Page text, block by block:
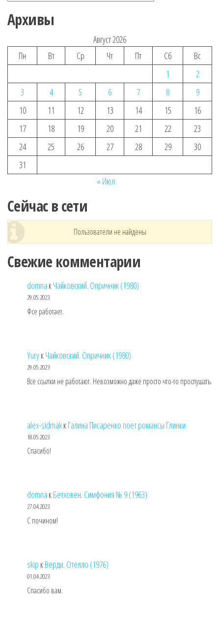
Архивы
Август 2026
Пн
Вт Ср Чт Пт Сб
Вс
1
2
3
4 5 6 7 8
9
10
11 12 13 14 15
16
17
18 19 20 21 22
23
24
25 26 27 28 29
30
31
« Июл
Сейчас в сети
Пользователи не найдены
Свежие комментарии
domna кЧайковский. Опричник (1980)
29.05.2023
Фсе работает.
YuryкЧайковский. Опричник (1980)
29.05.2023
Все ссылки не работают. Невозможно даже просто что-то прослушать.
alex-sidmakкГалина Писаренко поет романсы Глинки
18.05.2023
Спасибо!
domna кБетховен. Симфония № 9 (1963)
27.04.2023
С почином!
skip кВерди. Отелло (1976)
01.04.2023
Спасибо вам.